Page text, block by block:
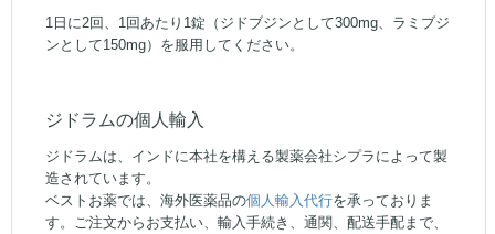
1日に2回、1回あたり1錠（ジドブジンとして300mg、ラミブジ
ンとして150mg）を服用してください。
ジドラムの個人輸入
ジドラムは、インドに本社を構える製薬会社シプラによって製
造されています。
ベストお薬では、海外医薬品の個人輸入代行を承っておりま
す。ご注文からお支払い、輸入手続き、通関、配送手配まで、